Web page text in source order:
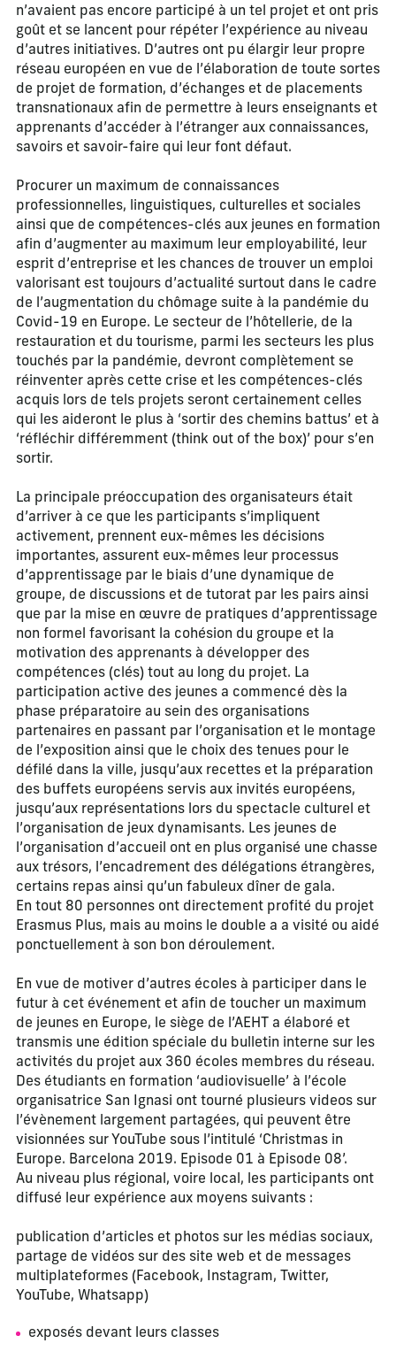
n’avaient pas encore participé à un tel projet et ont pris
goût et se lancent pour répéter l’expérience au niveau
d’autres initiatives. D’autres ont pu élargir leur propre
réseau européen en vue de l’élaboration de toute sortes
de projet de formation, d’échanges et de placements
transnationaux afin de permettre à leurs enseignants et
apprenants d’accéder à l’étranger aux connaissances,
savoirs et savoir-faire qui leur font défaut.
Procurer un maximum de connaissances
professionnelles, linguistiques, culturelles et sociales
ainsi que de compétences-clés aux jeunes en formation
afin d’augmenter au maximum leur employabilité, leur
esprit d’entreprise et les chances de trouver un emploi
valorisant est toujours d’actualité surtout dans le cadre
de l’augmentation du chômage suite à la pandémie du
Covid-19 en Europe. Le secteur de l’hôtellerie, de la
restauration et du tourisme, parmi les secteurs les plus
touchés par la pandémie, devront complètement se
réinventer après cette crise et les compétences-clés
acquis lors de tels projets seront certainement celles
qui les aideront le plus à ‘sortir des chemins battus’ et à
‘réfléchir différemment (think out of the box)’ pour s’en
sortir.
La principale préoccupation des organisateurs était
d’arriver à ce que les participants s’impliquent
activement, prennent eux-mêmes les décisions
importantes, assurent eux-mêmes leur processus
d’apprentissage par le biais d’une dynamique de
groupe, de discussions et de tutorat par les pairs ainsi
que par la mise en œuvre de pratiques d’apprentissage
non formel favorisant la cohésion du groupe et la
motivation des apprenants à développer des
compétences (clés) tout au long du projet. La
participation active des jeunes a commencé dès la
phase préparatoire au sein des organisations
partenaires en passant par l’organisation et le montage
de l’exposition ainsi que le choix des tenues pour le
défilé dans la ville, jusqu’aux recettes et la préparation
des buffets européens servis aux invités européens,
jusqu’aux représentations lors du spectacle culturel et
l’organisation de jeux dynamisants. Les jeunes de
l’organisation d’accueil ont en plus organisé une chasse
aux trésors, l’encadrement des délégations étrangères,
certains repas ainsi qu’un fabuleux dîner de gala.
En tout 80 personnes ont directement profité du projet
Erasmus Plus, mais au moins le double a a visité ou aidé
ponctuellement à son bon déroulement.
En vue de motiver d’autres écoles à participer dans le
futur à cet événement et afin de toucher un maximum
de jeunes en Europe, le siège de l’AEHT a élaboré et
transmis une édition spéciale du bulletin interne sur les
activités du projet aux 360 écoles membres du réseau.
Des étudiants en formation ‘audiovisuelle’ à l’école
organisatrice San Ignasi ont tourné plusieurs videos sur
l’évènement largement partagées, qui peuvent être
visionnées sur YouTube sous l’intitulé ‘Christmas in
Europe. Barcelona 2019. Episode 01 à Episode 08’.
Au niveau plus régional, voire local, les participants ont
diffusé leur expérience aux moyens suivants :
publication d’articles et photos sur les médias sociaux,
partage de vidéos sur des site web et de messages
multiplateformes (Facebook, Instagram, Twitter,
YouTube, Whatsapp)
exposés devant leurs classes